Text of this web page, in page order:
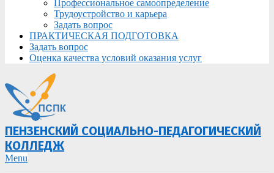
Профессиональное самоопределение
Трудоустройство и карьера
Задать вопрос
ПРАКТИЧЕСКАЯ ПОДГОТОВКА
Задать вопрос
Оценка качества условий оказания услуг
ПЕНЗЕНСКИЙ СОЦИАЛЬНО-ПЕДАГОГИЧЕСКИЙ
КОЛЛЕДЖ
Primary
Menu